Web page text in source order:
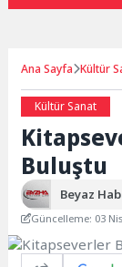
Ana Sayfa Kültür
Kültür Sanat
Buluştu
Beyaz
Güncelleme: 03